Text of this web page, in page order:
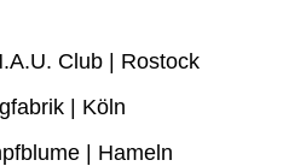
Club | Rostock
| Köln
| Hameln